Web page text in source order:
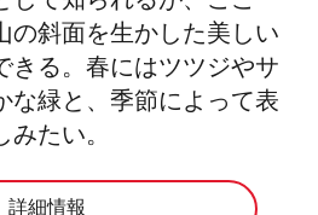
の斜面を生かした美しい
きる。春にはツツジやサ
な緑と、季節によって表
たい。
詳細情報